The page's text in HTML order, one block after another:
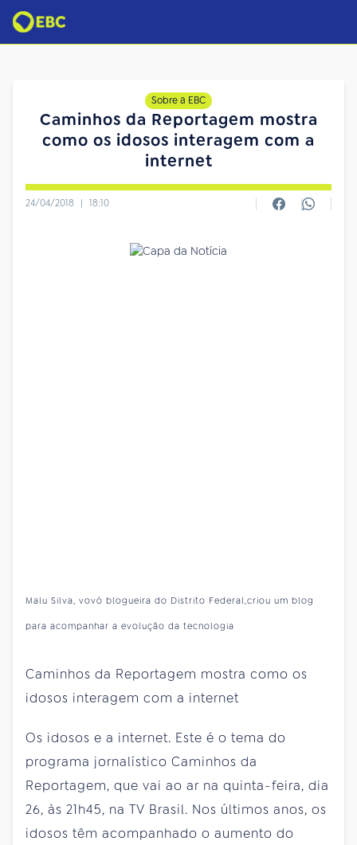
Sobre a EBC
Caminhos da Reportagem mostra
como os idosos interagem com a
internet
24/04/2018 | 18:10
Malu Silva, vovó blogueira do Distrito Federal,criou um blog
para acompanhar a evolução da tecnologia
Caminhos da Reportagem mostra como os
idosos interagem com a internet
Os idosos e a internet. Este é o tema do
programa jornalístico Caminhos da
Reportagem, que vai ao ar na quinta-feira, dia
26, às 21h45, na TV Brasil. Nos últimos anos, os
idosos têm acompanhado o aumento do